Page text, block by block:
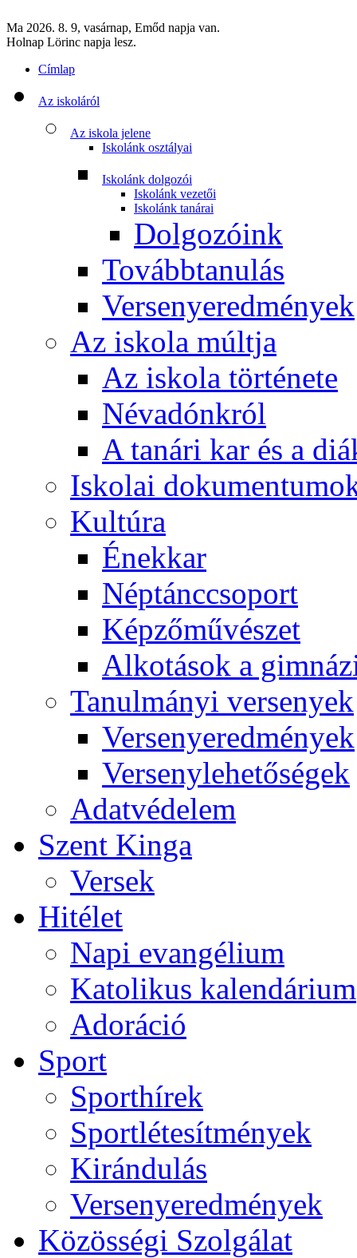
Ma 2026. 8. 9, vasárnap, Emőd napja van.
Holnap Lörinc napja lesz.
Címlap
Az iskoláról
Az iskola jelene
Iskolánk osztályai
Iskolánk dolgozói
Iskolánk vezetői
Iskolánk tanárai
Dolgozóink
Továbbtanulás
Versenyeredmények
Az iskola múltja
Az iskola története
Névadónkról
A tanári kar és a
Iskolai
Kultúra
Énekkar
Néptánccsoport
Képzőművészet
Alkotások a
Tanulmányi versenyek
Versenyeredmények
Versenylehetőségek
Adatvédelem
Szent Kinga
Versek
Hitélet
Napi evangélium
Katolikus kalendárium
Adoráció
Sport
Sporthírek
Sportlétesítmények
Kirándulás
Versenyeredmények
Közösségi Szolgálat